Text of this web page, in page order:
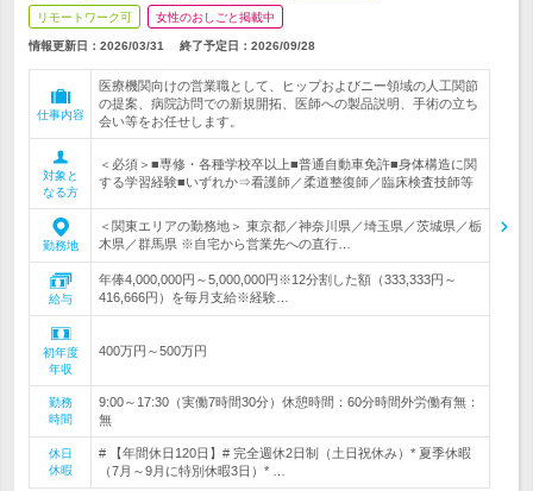
リモートワーク可 女性のおしごと掲載中
情報更新日：2026/03/31 終了予定日： 2026/09/28
仕事内容
医療機関向けの営業職として、ヒップおよびニー領域の人工関節
の提案、病院訪問での新規開拓、医師への製品説明、手術の立ち
会い等をお任せします。
対象と
なる方
＜必須＞■専修・各種学校卒以上■普通自動車免許■身体構造に関
する学習経験■いずれか⇒看護師／柔道整復師／臨床検査技師等
勤務地
＜関東エリアの勤務地＞ 東京都／神奈川県／埼玉県／茨城県／栃
木県／群馬県 ※自宅から営業先への直行…
給与
年俸4,000,000円～5,000,000円※12分割した額（333,333円～
416,666円）を毎月支給※経験…
初年度
年収
400万円～500万円
勤務
時間
9:00～17:30（実働7時間30分）休憩時間：60分時間外労働有無：
無
休日
休暇
# 【年間休日120日】# 完全週休2日制（土日祝休み）* 夏季休暇
（7月～9月に特別休暇3日）* …